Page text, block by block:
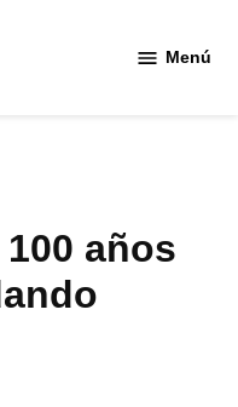
Menú
años